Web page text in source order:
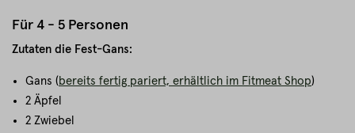
Für 4 - 5 Personen
Zutaten die Fest-Gans:
Gans ( bereits fertig pariert, erhältlich im Fitmeat Shop)
2 Äpfel
2 Zwiebel